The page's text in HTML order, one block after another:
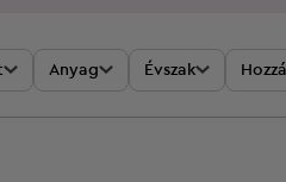
Anyag Évszak